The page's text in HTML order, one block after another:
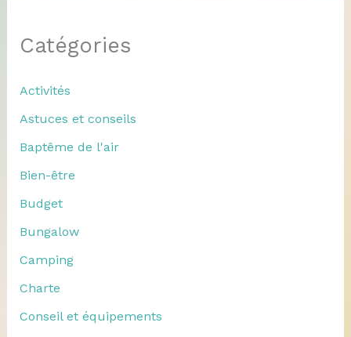
Catégories
Activités
Astuces et conseils
Baptême de l'air
Bien-être
Budget
Bungalow
Camping
Charte
Conseil et équipements